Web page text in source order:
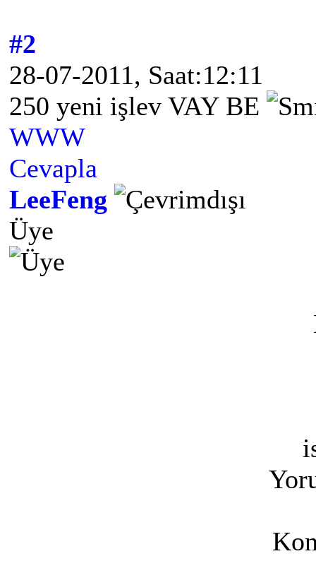
#2
28-07-2011, Saat:12:11
250 yeni işlev VAY BE
WWW
Cevapla
LeeFeng
Üye